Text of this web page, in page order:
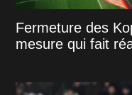
Fermeture des
mesure qui fait